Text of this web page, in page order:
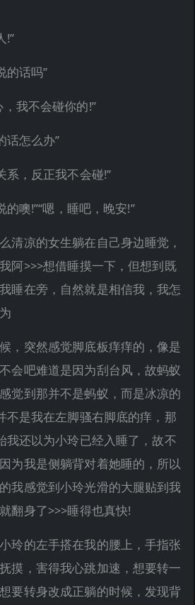
!”
的话吗”
我不会碰你的!”
话怎么办”
系，反正我不会碰!”
噢!”“嗯，睡吧，晚安!”
清凉的女生躺在自己身边睡觉，
阿>>>想借睡摸一下，但想到既
睡在旁，自然就是相信我，我怎
，突然感觉脚底板痒痒的，像是
会吧难道是因为刮台风，故蚂蚁
觉到那并不是蚂蚁，而是冰凉的
不是我在左脚骚右脚底的痒，那
我还以为小玲已经入睡了，故不
为我是侧躺背对着她睡的，所以
我感觉到小玲光滑的大腿贴到我
翻身了>>>睡得也真快!
玲的左手搭在我的腰上，手指张
摸，害得我心跳加速，想要转一
要转身改成正躺的时候，发现背